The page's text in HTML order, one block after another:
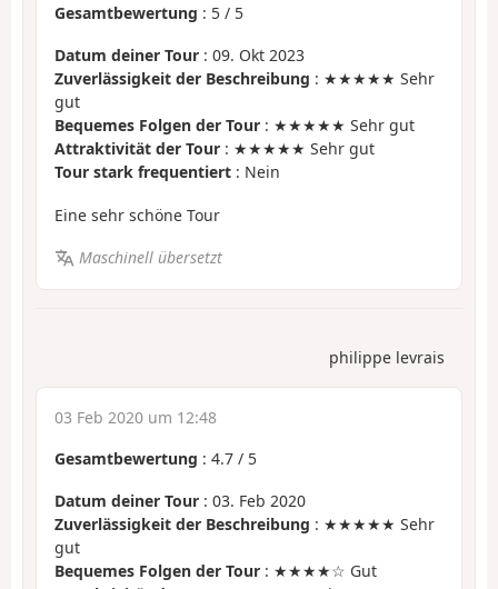
Gesamtbewertung : 5 / 5
Datum deiner Tour : 09. Okt 2023
Zuverlässigkeit der Beschreibung : ★★★★★ Sehr
gut
Bequemes Folgen der Tour : ★★★★★ Sehr gut
Attraktivität der Tour : ★★★★★ Sehr gut
Tour stark frequentiert : Nein
Eine sehr schöne Tour
Maschinell übersetzt
philippe levrais
03 Feb 2020 um 12:48
Gesamtbewertung : 4.7 / 5
Datum deiner Tour : 03. Feb 2020
Zuverlässigkeit der Beschreibung : ★★★★★ Sehr
gut
Bequemes Folgen der Tour : ★★★★☆ Gut